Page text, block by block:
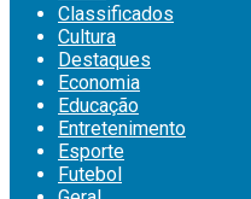
Classificados
Cultura
Destaques
Economia
Educação
Entretenimento
Esporte
Futebol